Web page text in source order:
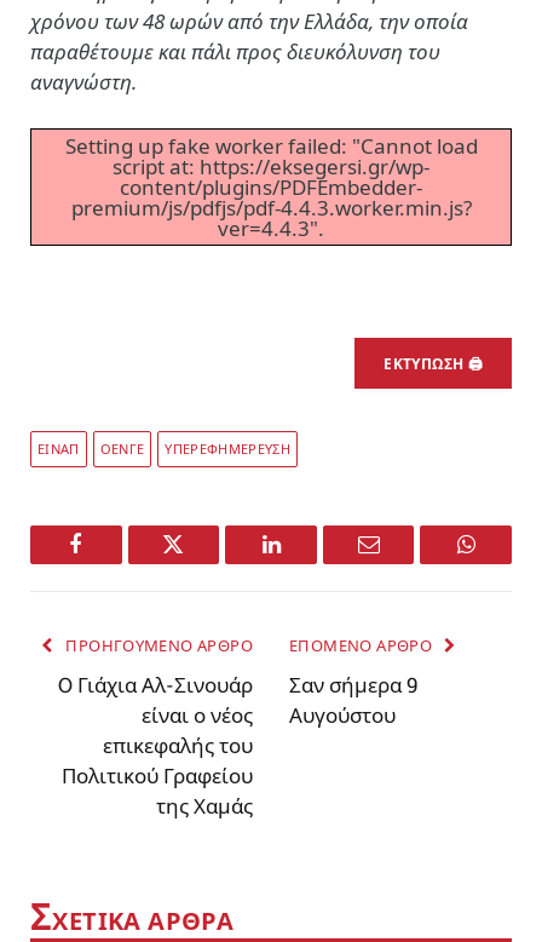
χρόνου των 48 ωρών από την Ελλάδα, την οποία
παραθέτουμε και πάλι προς διευκόλυνση του
αναγνώστη.
Setting up fake worker failed: "Cannot load
script at: https://eksegersi.gr/wp-
content/plugins/PDFEmbedder-
premium/js/pdfjs/pdf-4.4.3.worker.min.js?
ver=4.4.3".
ΕΚΤΥΠΩΣΗ 🖨
ΕΙΝΑΠ ΟΕΝΓΕ ΥΠΕΡΕΦΗΜΕΡΕΥΣΗ
Facebook Twitter LinkedIn Email
ΠΡΟΗΓΟΥΜΕΝΟ ΑΡΘΡΟ
O Γιάχια Αλ-Σινουάρ
είναι ο νέος
επικεφαλής του
Πολιτικού Γραφείου
της Χαμάς
ΕΠΟΜΕΝΟ ΑΡΘΡΟ
Σαν σήμερα 9
Αυγούστου
ΣΧΕΤΙΚΑ ΑΡΘΡΑ